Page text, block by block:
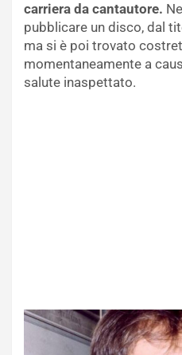
carriera da cantautore.
pubblicare un disco, dal
ma si è poi trovato
momentaneamente a
salute inaspettato.